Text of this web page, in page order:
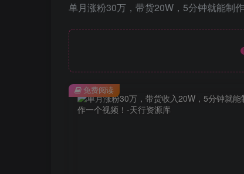
单月涨粉30万，带货20W，5分钟就能制
免费阅读